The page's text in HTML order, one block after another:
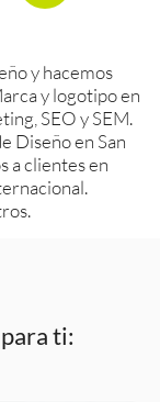
y hacemos
y logotipo en
SEO y SEM.
Diseño en San
a clientes en
ti: